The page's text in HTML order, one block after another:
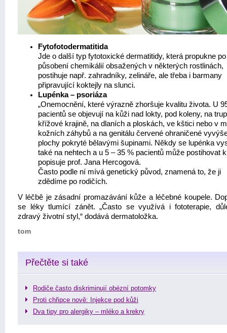
Fytofotodermatitida
Jde o další typ fytotoxické dermatitidy, která propukne po
působení chemikálií obsažených v některých rostlinách,
postihuje např. zahradníky, zelináře, ale třeba i barmany
připravující koktejly na slunci.
Lupénka – psoriáza
„Onemocnění, které výrazně zhoršuje kvalitu života. U
pacientů se objevují na kůži nad lokty, pod koleny, na
křížové krajině, na dlaních a ploskách, ve kštici nebo v
kožních záhybů a na genitálu červené ohraničené
plochy pokryté bělavými šupinami. Někdy se lupénka
také na nehtech a u 5 – 35 % pacientů může postihovat
popisuje prof. Jana Hercogová.
Často podle ní mívá genetický původ, znamená to, že ji
zdědíme po rodičích.
V léčbě je zásadní promazávání kůže a léčebné koupele.
se léky tlumící zánět. „Často se využívá i fototerapie,
zdravý životní styl,“ dodává dermatoložka.
tom
Přečtěte si také
Rodiče často diskriminují obézní potomky
Proti chřipce nově: Injekce pod kůži
Dva tipy pro alergiky – mléko a krekry